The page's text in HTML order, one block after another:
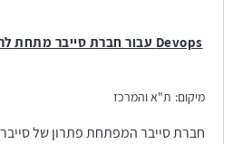
Devops עבור חברת סייבר מתחת לראדר
מיקום: ת"א והמרכז
חברת סייבר המפתחת פתרון של